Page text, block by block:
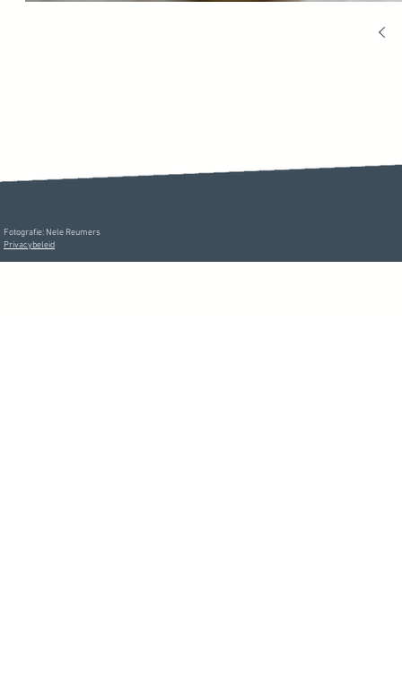
Fotografie: Nele Reumers
Privacybeleid